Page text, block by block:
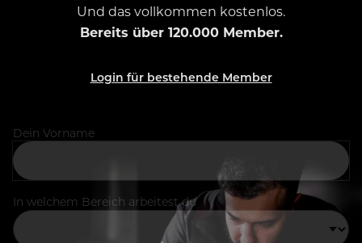
Und das vollkommen kostenlos.
Bereits über 120.000 Member.
Login für bestehende Member
Dein Vorname
In welchem Bereich arbeitest du